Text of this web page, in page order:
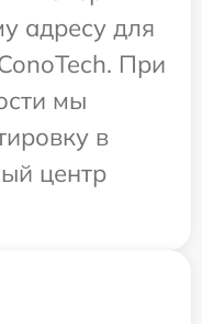
адресу для
При
мы
в
центр